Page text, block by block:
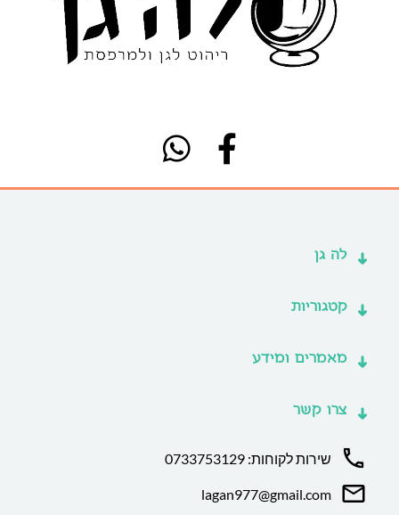
לה גן
קטגוריות
מאמרים ומידע
צרו קשר
שירות לקוחות: 0733753129
lagan977@gmail.com